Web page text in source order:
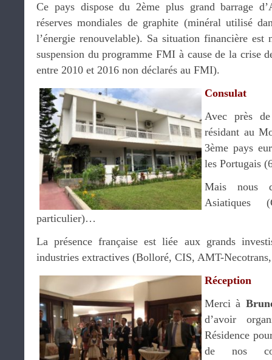
Ce pays dispose du 2ème plus grand barrage
réserves mondiales de graphite (minéral utilisé
l’énergie renouvelable). Sa situation financière
suspension du programme FMI à cause de la crise
entre 2010 et 2016 non déclarés au FMI).
Consulat
Avec près de
résidant au
3ème pays
les Portugais
Mais nous
Asiatiques
particulier)…
La présence française est liée aux grands
industries extractives (Bolloré, CIS, AMT-
Réception
Merci à
d’avoir
Résidence
de nos